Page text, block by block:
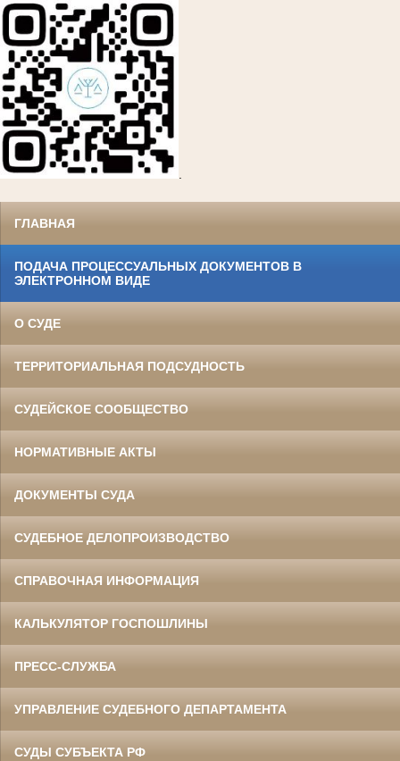
ГЛАВНАЯ
ПОДАЧА ПРОЦЕССУАЛЬНЫХ ДОКУМЕНТОВ В
ЭЛЕКТРОННОМ ВИДЕ
О СУДЕ
ТЕРРИТОРИАЛЬНАЯ ПОДСУДНОСТЬ
СУДЕЙСКОЕ СООБЩЕСТВО
НОРМАТИВНЫЕ АКТЫ
ДОКУМЕНТЫ СУДА
СУДЕБНОЕ ДЕЛОПРОИЗВОДСТВО
СПРАВОЧНАЯ ИНФОРМАЦИЯ
КАЛЬКУЛЯТОР ГОСПОШЛИНЫ
ПРЕСС-СЛУЖБА
УПРАВЛЕНИЕ СУДЕБНОГО ДЕПАРТАМЕНТА
СУДЫ СУБЪЕКТА РФ